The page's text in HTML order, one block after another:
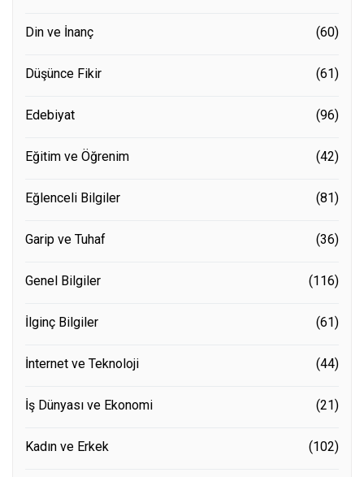
Din ve İnanç (60)
Düşünce Fikir (61)
Edebiyat (96)
Eğitim ve Öğrenim (42)
Eğlenceli Bilgiler (81)
Garip ve Tuhaf (36)
Genel Bilgiler (116)
İlginç Bilgiler (61)
İnternet ve Teknoloji (44)
İş Dünyası ve Ekonomi (21)
Kadın ve Erkek (102)